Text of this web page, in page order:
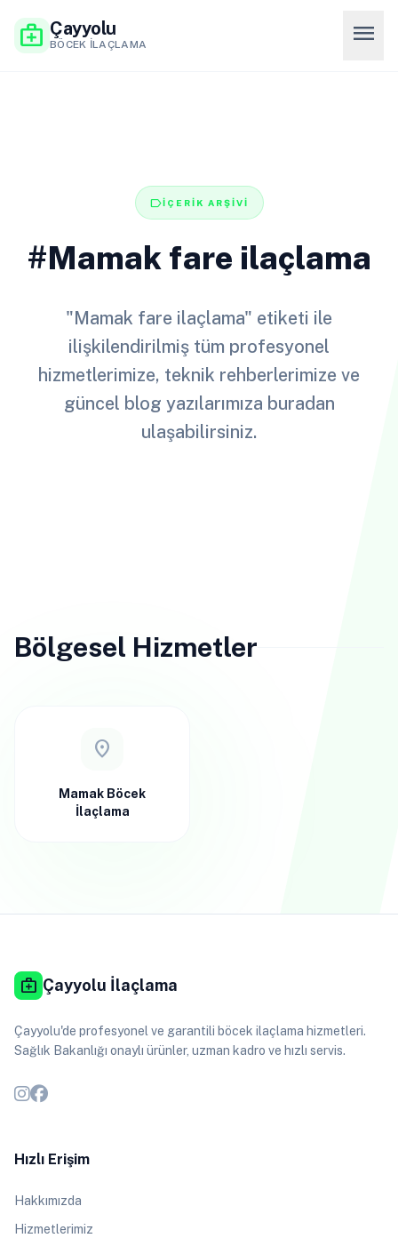
medical_services Çayyolu
BÖCEK İLAÇLAMA menu
labelİÇERİK ARŞİVİ
#Mamak fare ilaçlama
"Mamak fare ilaçlama" etiketi ile
ilişkilendirilmiş tüm profesyonel
hizmetlerimize, teknik rehberlerimize ve
güncel blog yazılarımıza buradan
ulaşabilirsiniz.
Bölgesel Hizmetler
location_on
Mamak Böcek
İlaçlama
medical_services Çayyolu İlaçlama
Çayyolu'de profesyonel ve garantili böcek ilaçlama hizmetleri.
Sağlık Bakanlığı onaylı ürünler, uzman kadro ve hızlı servis.
Hızlı Erişim
Hakkımızda
Hizmetlerimiz